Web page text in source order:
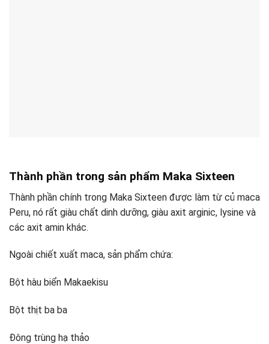
Thành phần trong sản phẩm Maka Sixteen
Thành phần chính trong Maka Sixteen được làm từ củ maca
Peru, nó rất giàu chất dinh dưỡng, giàu axit arginic, lysine và
các axit amin khác.
Ngoài chiết xuất maca, sản phẩm chứa:
Bột hàu biển Makaekisu
Bột thịt ba ba
Đông trùng hạ thảo